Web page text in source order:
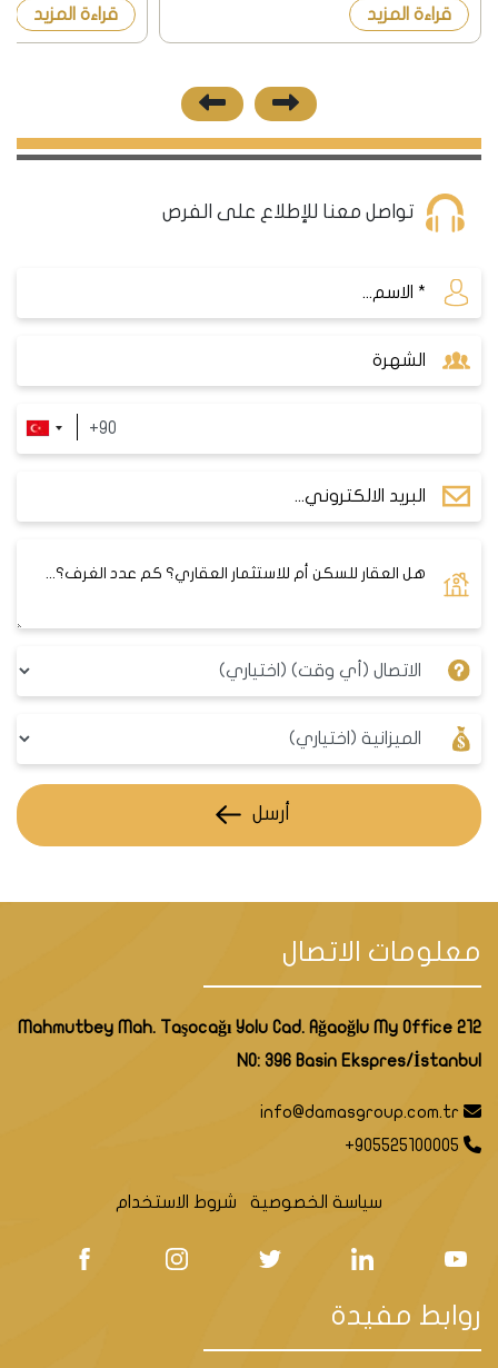
8/12/2018 هذا التعديل. اشترطت المادةقراءة المزيد ألف دولار. هل
قراءة المزيد
تواصل معنا للإطلاع على الفرص
أرسل
معلومات الاتصال
Mahmutbey Mah. Taşocağı Yolu Cad. Ağaoğlu My Office 212
NO: 396 Basin Ekspres/İstanbul
info@damasgroup.com.tr
+905525100005
سياسة الخصوصية شروط الاستخدام
روابط مفيدة